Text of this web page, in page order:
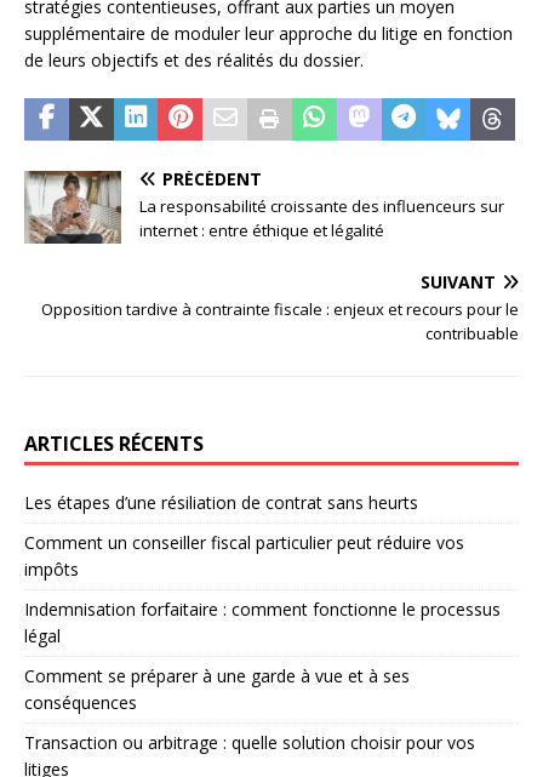
stratégies contentieuses, offrant aux parties un moyen
supplémentaire de moduler leur approche du litige en fonction
de leurs objectifs et des réalités du dossier.
PRÉCÉDENT
La responsabilité croissante des influenceurs sur
internet : entre éthique et légalité
SUIVANT
Opposition tardive à contrainte fiscale : enjeux et recours pour le
contribuable
ARTICLES RÉCENTS
Les étapes d’une résiliation de contrat sans heurts
Comment un conseiller fiscal particulier peut réduire vos
impôts
Indemnisation forfaitaire : comment fonctionne le processus
légal
Comment se préparer à une garde à vue et à ses
conséquences
Transaction ou arbitrage : quelle solution choisir pour vos
litiges